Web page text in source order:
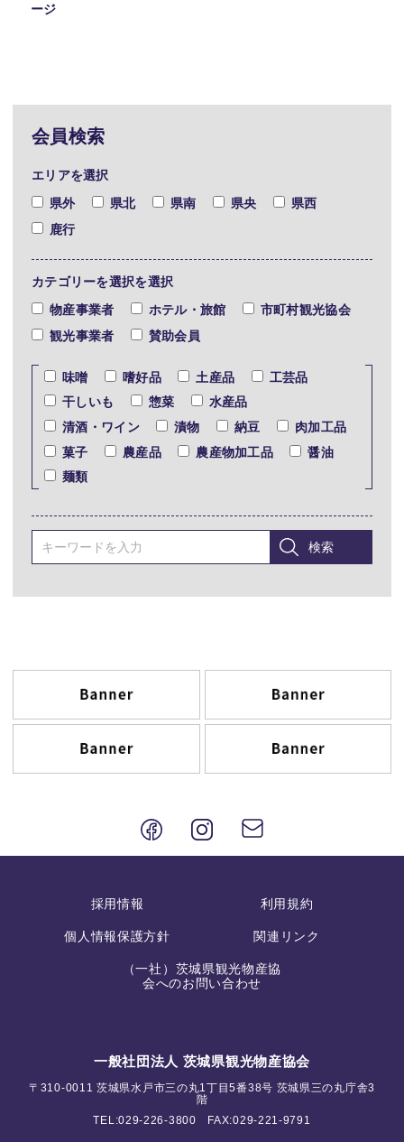
ージ
会員検索
エリアを選択
県外
県北 県南 県央
県西
鹿行
カテゴリーを選択を選択
物産事業者
ホテル・旅館
市町村観光協会
観光事業者
賛助会員
味噌 嗜好品 土産品
工芸品
干しいも
惣菜
水産品
清酒・ワイン
漬物 納豆
肉加工品
菓子
農産品 農産物加工品
醤油
麺類
採用情報 利用規約
個人情報保護方針 関連リンク
（一社）茨城県観光物産協
会へのお問い合わせ
一般社団法人 茨城県観光物産協会
〒310-0011 茨城県水戸市三の丸1丁目5番38号 茨城県三の丸庁舎3
階
TEL:029-226-3800 FAX:029-221-9791